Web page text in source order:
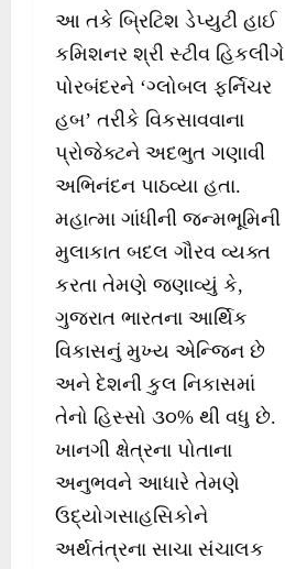
આ તકે બ્રિટિશ ડેપ્યુટી હાઈ
કમિશનર શ્રી સ્ટીવ હિકલીંગે
પોરબંદરને ‘ગ્લોબલ ફર્નિચર
હબ’ તરીકે વિકસાવવાના
પ્રોજેક્ટને અદભુત ગણાવી
અભિનંદન પાઠવ્યા હતા.
મહાત્મા ગાંધીની જન્મભૂમિની
મુલાકાત બદલ ગૌરવ વ્યક્ત
કરતા તેમણે જણાવ્યું કે,
ગુજરાત ભારતના આર્થિક
વિકાસનું મુખ્ય એન્જિન છે
અને દેશની કુલ નિકાસમાં
તેનો હિસ્સો ૩૦% થી વધુ છે.
ખાનગી ક્ષેત્રના પોતાના
અનુભવને આધારે તેમણે
ઉદ્યોગસાહસિકોને
અર્થતંત્રના સાચા સંચાલક